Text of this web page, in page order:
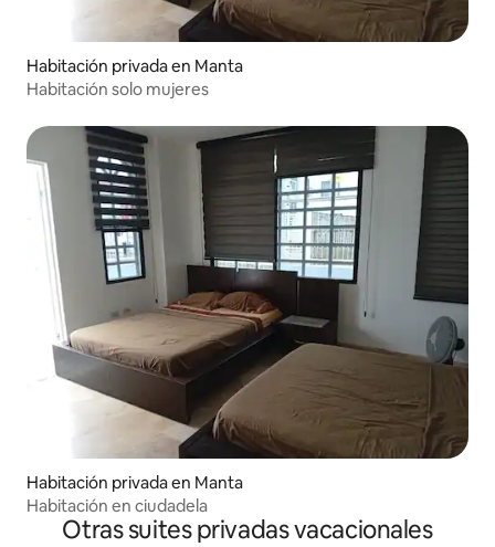
Habitación privada en Manta
Habitación solo mujeres
Habitación privada en Manta
Habitación en ciudadela
Otras suites privadas vacacionales